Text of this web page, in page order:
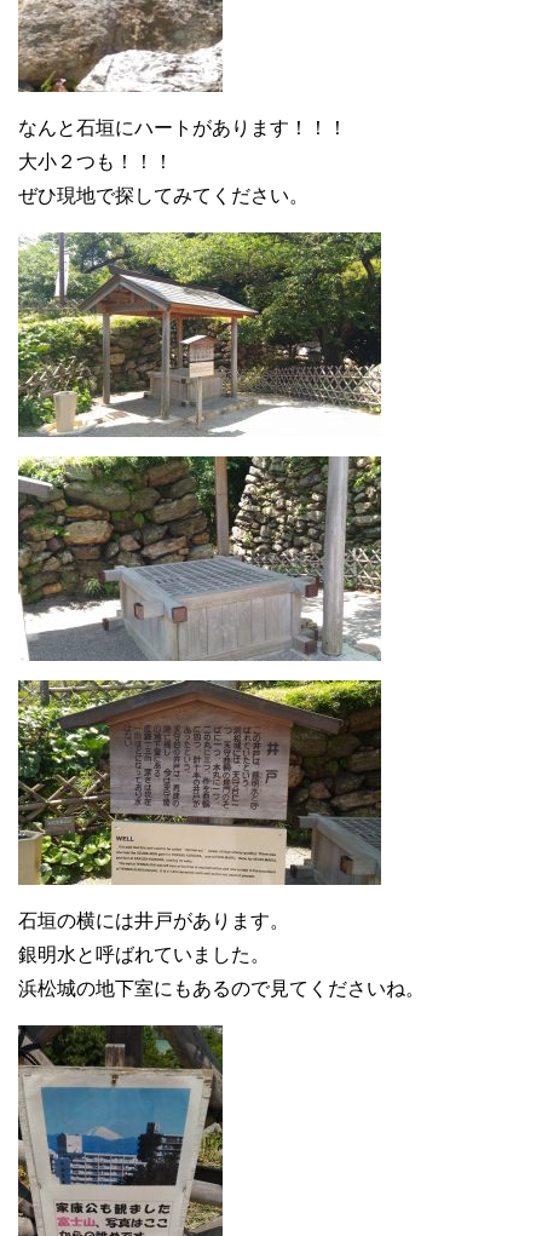
なんと石垣にハートがあります！！！
大小２つも！！！
ぜひ現地で探してみてください。
石垣の横には井戸があります。
銀明水と呼ばれていました。
浜松城の地下室にもあるので見てくださいね。